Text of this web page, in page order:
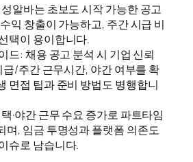
알바는 초보도 시작 가능한 공고
익 창출이 가능하고, 주간 시급 비
택이 용이합니다.
드: 채용 공고 분석 시 기업 신뢰
급/주간 근무시간, 야간 여부를 확
면접 팁과 준비 방법도 병행합니
·야간 근무 수요 증가로 파트타임
며, 임금 투명성과 플랫폼 의존도
슈로 남습니다.